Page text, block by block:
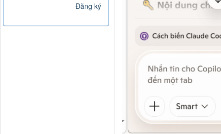
Đăng ký